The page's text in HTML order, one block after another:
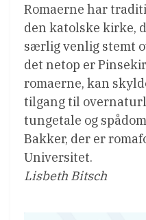
Romaerne har
den katolske kirke,
særlig venlig stemt
det netop er
romaerne, kan
tilgang til
tungetale og
Bakker, der er
Universitet.
Lisbeth Bitsch